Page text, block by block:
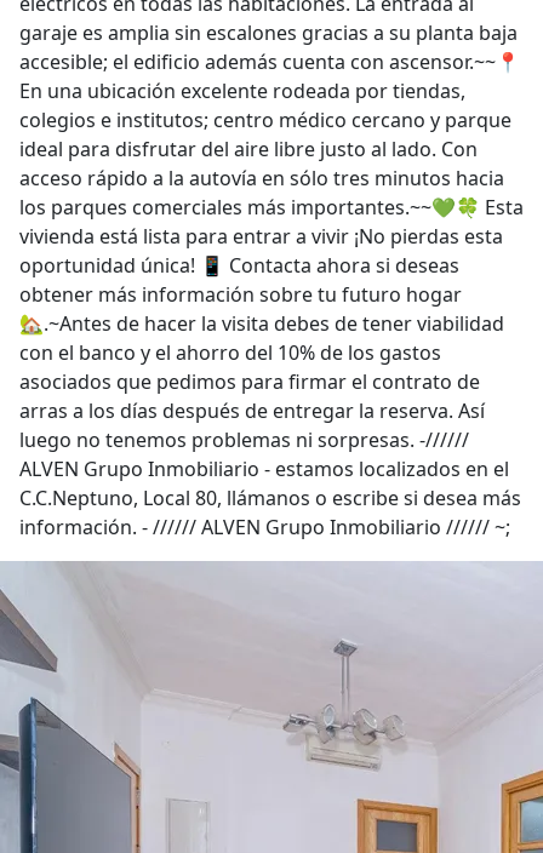
garaje es amplia sin escalones gracias a su planta baja
accesible; el edificio además cuenta con ascensor.~~📍
En una ubicación excelente rodeada por tiendas,
colegios e institutos; centro médico cercano y parque
ideal para disfrutar del aire libre justo al lado. Con
acceso rápido a la autovía en sólo tres minutos hacia
los parques comerciales más importantes.~~💚🍀 Esta
vivienda está lista para entrar a vivir ¡No pierdas esta
oportunidad única! 📱 Contacta ahora si deseas
obtener más información sobre tu futuro hogar
🏡.~Antes de hacer la visita debes de tener viabilidad
con el banco y el ahorro del 10% de los gastos
asociados que pedimos para firmar el contrato de
arras a los días después de entregar la reserva. Así
luego no tenemos problemas ni sorpresas. -//////
ALVEN Grupo Inmobiliario - estamos localizados en el
C.C.Neptuno, Local 80, llámanos o escribe si desea más
información. - ////// ALVEN Grupo Inmobiliario ////// ~;